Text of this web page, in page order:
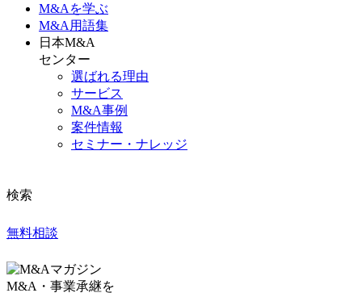
M&Aを学ぶ
M&A 用語集
日本M&A
センター
選ばれる理由
サービス
M&A事例
案件情報
セミナー・ナレッジ
検索
無料相談
M&A・事業承継を